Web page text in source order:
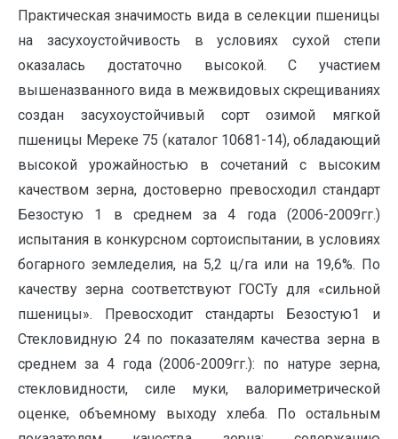
Практическая значимость вида в селекции пшеницы
на засухоустойчивость в условиях сухой степи
оказалась достаточно высокой. С участием
вышеназванного вида в межвидовых скрещиваниях
создан засухоустойчивый сорт озимой мягкой
пшеницы Мереке 75 (каталог 10681-14), обладающий
высокой урожайностью в сочетаний с высоким
качеством зерна, достоверно превосходил стандарт
Безостую 1 в среднем за 4 года (2006-2009гг.)
испытания в конкурсном сортоиспытании, в условиях
богарного земледелия, на 5,2 ц/га или на 19,6%. По
качеству зерна соответствуют ГОСТу для «сильной
пшеницы». Превосходит стандарты Безостую1 и
Стекловидную 24 по показателям качества зерна в
среднем за 4 года (2006-2009гг.): по натуре зерна,
стекловидности, силе муки, валориметрической
оценке, объемному выходу хлеба. По остальным